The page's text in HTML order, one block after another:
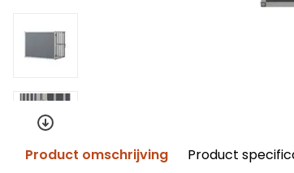
Product omschrijving Product